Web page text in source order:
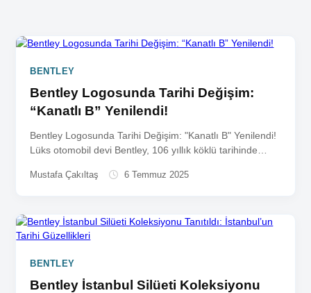
BENTLEY
Bentley Logosunda Tarihi Değişim:
“Kanatlı B” Yenilendi!
Bentley Logosunda Tarihi Değişim: "Kanatlı B" Yenilendi!
Lüks otomobil devi Bentley, 106 yıllık köklü tarihinde
Mustafa Çakıltaş 6 Temmuz 2025
BENTLEY
Bentley İstanbul Silüeti Koleksiyonu